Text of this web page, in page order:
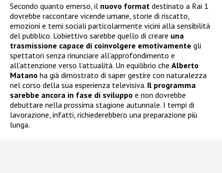
Secondo quanto emerso, il nuovo format destinato a Rai 1
dovrebbe raccontare vicende umane, storie di riscatto,
emozioni e temi sociali particolarmente vicini alla sensibilità
del pubblico. L’obiettivo sarebbe quello di creare una
trasmissione capace di coinvolgere emotivamente gli
spettatori senza rinunciare all’approfondimento e
all’attenzione verso l’attualità. Un equilibrio che Alberto
Matano ha già dimostrato di saper gestire con naturalezza
nel corso della sua esperienza televisiva. Il programma
sarebbe ancora in fase di sviluppo e non dovrebbe
debuttare nella prossima stagione autunnale. I tempi di
lavorazione, infatti, richiederebbero una preparazione più
lunga.